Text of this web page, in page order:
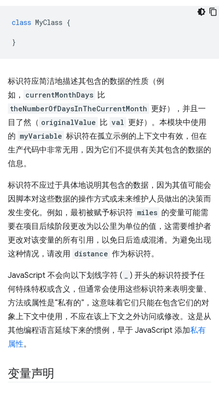
class MyClass {
}
标识符应简洁地描述其包含的数据的性质（例
如，
currentMonthDays 比
theNumberOfDaysInTheCurrentMonth 更好），并且一
目了然（ originalValue 比 val 更好）。本模块中使用
的 myVariable 标识符在孤立示例的上下文中有效，但在
生产代码中非常无用，因为它们不提供有关其包含的数据的
信息。
标识符不应过于具体地说明其包含的数据，因为其值可能会
因脚本对这些数据的操作方式或未来维护人员做出的决策而
发生变化。例如，最初被赋予标识符 miles 的变量可能需
要在项目后续阶段更改为以公里为单位的值，这需要维护者
更改对该变量的所有引用，以免日后造成混淆。为避免出现
这种情况，请改用 distance 作为标识符。
JavaScript 不会向以下划线字符 (
) 开头的标识符授予任
何特殊特权或含义，但通常会使用这些标识符来表明变量、
方法或属性是“私有的”，这意味着它们只能在包含它们的对
象上下文中使用，不应在该上下文之外访问或修改。这是从
其他编程语言延续下来的惯例，早于 JavaScript 添加私有
属性。
变量声明